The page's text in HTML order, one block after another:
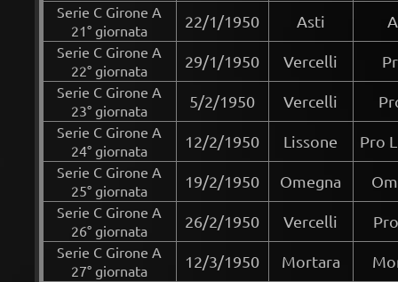
Serie C Girone A
21° giornata
22/1/1950 Asti
Serie C Girone A
22° giornata
29/1/1950 Vercelli
Serie C Girone A
23° giornata
5/2/1950 Vercelli
Serie C Girone A
24° giornata
12/2/1950 Lissone Pro
Serie C Girone A
25° giornata
19/2/1950 Omegna
Serie C Girone A
26° giornata
26/2/1950 Vercelli
Serie C Girone A
27° giornata
12/3/1950 Mortara